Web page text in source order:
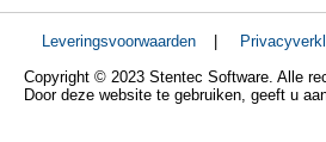
Leveringsvoorwaarden |
Copyright © 2023 Stentec Software. Alle
Door deze website te gebruiken, geeft u